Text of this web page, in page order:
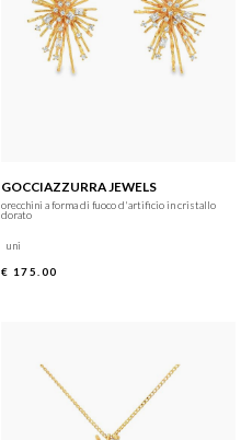
GOCCIAZZURRA JEWELS
orecchini a forma di fuoco d'artificio in cristallo
dorato
uni
€ 175.00